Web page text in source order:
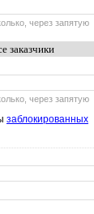
через запятую
через запятую
заблокированных